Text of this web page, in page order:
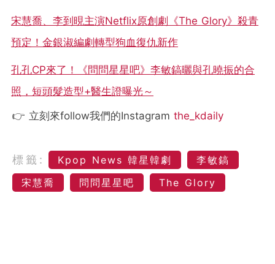
宋慧喬、李到晛主演Netflix原創劇《The Glory》殺青
預定！金銀淑編劇轉型狗血復仇新作
孔孔CP來了！《問問星星吧》李敏鎬曬與孔曉振的合
照，短頭髮造型+醫生證曝光～
👉 立刻來follow我們的Instagram the_kdaily
標籤: Kpop News 韓星韓劇
李敏鎬
宋慧喬
問問星星吧 The Glory